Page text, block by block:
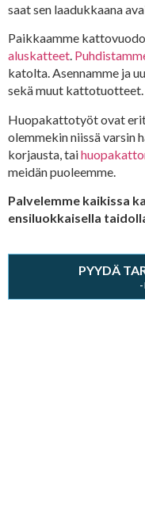
saat sen laadukkaana
Paikkaamme
aluskatteet.
katolta. Asennamme ja
sekä muut kattotuotteet.
Huopakattotyöt ovat
olemmekin niissä varsin
korjausta, tai
meidän puoleemme.
Palvelemme kaikissa
ensiluokkaisella
PYYDÄ